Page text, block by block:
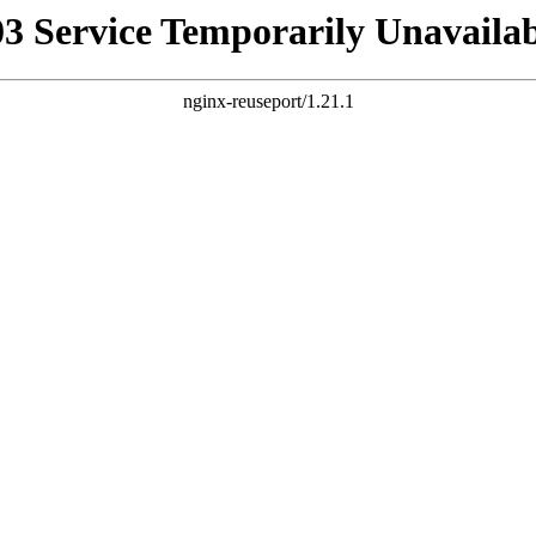
Service Temporarily
nginx-reuseport/1.21.1